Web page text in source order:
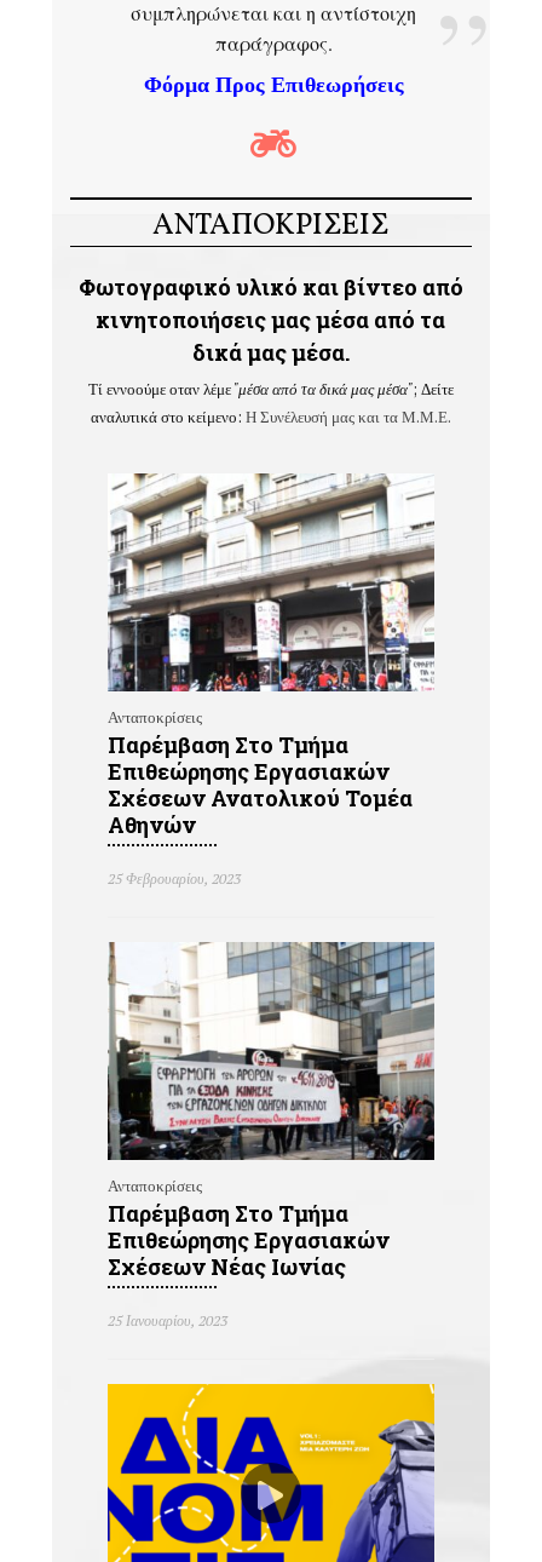
συμπληρώνεται και η αντίστοιχη
παράγραφος.
Φόρμα Προς Επιθεωρήσεις
ΑΝΤΑΠΟΚΡΙΣΕΙΣ
Φωτογραφικό υλικό και βίντεο από
κινητοποιήσεις μας μέσα από τα
δικά μας μέσα.
Τί εννοούμε οταν λέμε"μέσα από τα δικά μας μέσα"; Δείτε
αναλυτικά στο κείμενο: Η Συνέλευσή μας και τα Μ.Μ.Ε.
Ανταποκρίσεις
Παρέμβαση Στο Τμήμα
Επιθεώρησης Εργασιακών
Σχέσεων Ανατολικού Τομέα
Αθηνών
25 Φεβρουαρίου, 2023
Ανταποκρίσεις
Παρέμβαση Στο Τμήμα
Επιθεώρησης Εργασιακών
Σχέσεων Νέας Ιωνίας
25 Ιανουαρίου, 2023